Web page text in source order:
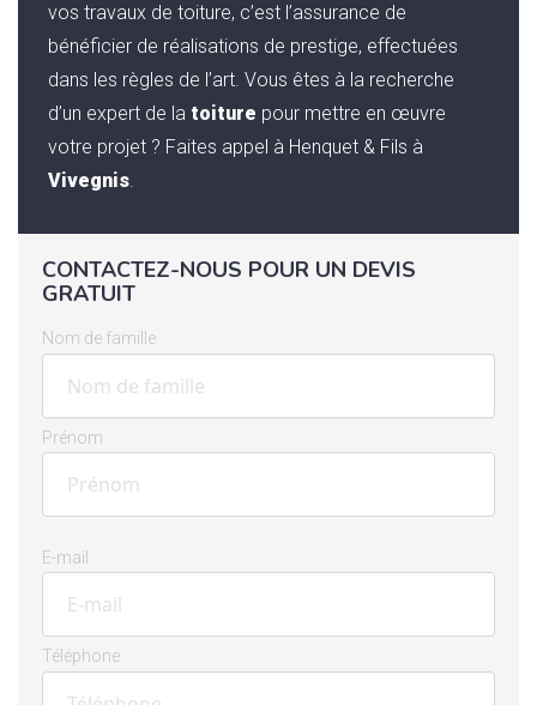
vos travaux de toiture, c’est l’assurance de
bénéficier de réalisations de prestige, effectuées
dans les règles de l’art. Vous êtes à la recherche
d’un expert de la toiture pour mettre en œuvre
votre projet ? Faites appel à Henquet & Fils à
Vivegnis.
CONTACTEZ-NOUS POUR UN DEVIS
GRATUIT
Nom de famille
Prénom
E-mail
Téléphone